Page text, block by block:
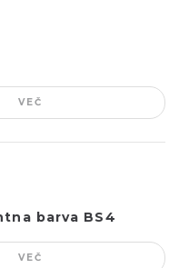
VEČ
barva BS4
VEČ